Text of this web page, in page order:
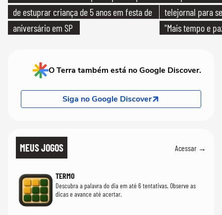
de estuprar criança de 5 anos em festa de
aniversário em SP
telejornal para
"Mais tempo e
O Terra também está no Google Discover.
Siga no Google Discover
MEUS JOGOS Acessar →
TERMO
Descubra a palavra do dia em até 6 tentativas. Observe as
dicas e avance até acertar.